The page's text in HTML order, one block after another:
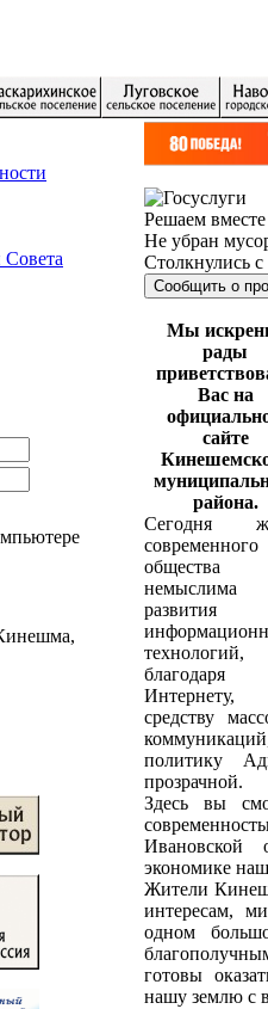
Решаем вместе
Не убран
Столкнулись
Сообщить о
Мы
рады
Вас на
сайте
района.
Сегодня
современного
общества
немыслима
развития
благодаря
Интернету,
средству
политику
прозрачной.
Здесь вы
Ивановской
экономике
Жители
интересам,
одном
готовы
нашу землю с